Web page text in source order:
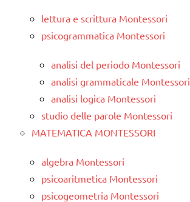
lettura e scrittura Montessori
psicogrammatica Montessori
analisi del periodo Montessori
analisi grammaticale Montessori
analisi logica Montessori
studio delle parole Montessori
MATEMATICA MONTESSORI
algebra Montessori
psicoaritmetica Montessori
psicogeometria Montessori